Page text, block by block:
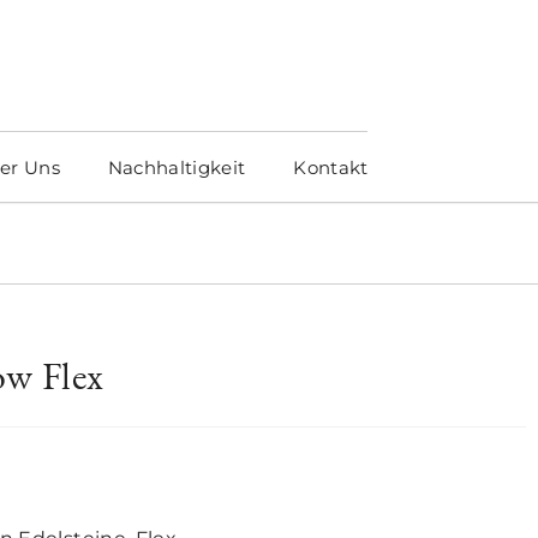
Uns Nachhaltigkeit Kontakt
Flex